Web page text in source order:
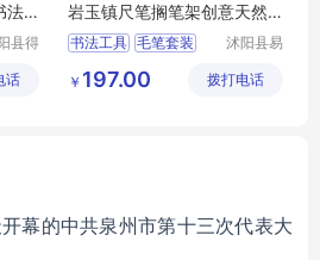
法
县得
务有
话
岩玉镇尺笔搁笔架创意天然
玉石初学者
书法工具 毛笔套装
沭阳县易
子商务有
￥ 197.00 拨打电话
幕的中共泉州市第十三次代表大